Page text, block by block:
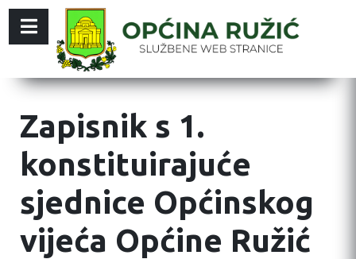
Zapisnik s 1.
konstituirajuće
sjednice Općinskog
vijeća Općine Ružić